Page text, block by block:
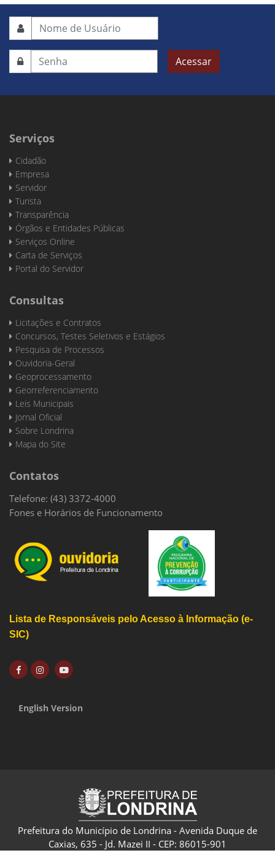
Acessar
Serviços
Cidadão
Empresa
Servidor
Turista
Transparência
Órgãos e Entidades Públicas
Serviços Online
Carta de Serviços
Portal do Servidor
Consultas
Licitações e Contratos
Concursos, Testes Seletivos e Estágios
Pesquisa de Processos
Ouvidoria-Geral
Geoprocessamento
Georreferenciamento
Leis Municipais
Jornal Oficial
Sobre Londrina
Mapa do Site
Contatos
Telefone: (43) 3372-4000
Fones e Horários de Funcionamento
Lista de Responsáveis pelo Acesso à Informação (e-
SIC)
English Version
Prefeitura do Município de Londrina - Avenida Duque de
Caxias, 635 - Jd. Mazei II - CEP: 86015-901